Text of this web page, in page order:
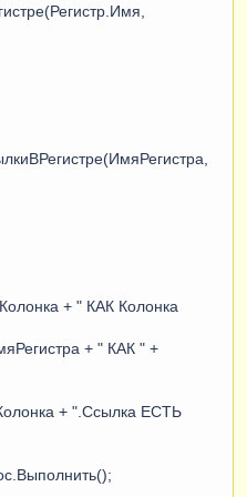
+ " КАК Колонка
+ " КАК " +
+ ".Ссылка ЕСТЬ